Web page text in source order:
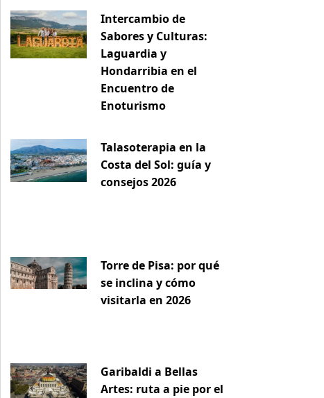
Intercambio de
Sabores y Culturas:
Laguardia y
Hondarribia en el
Encuentro de
Enoturismo
Talasoterapia en la
Costa del Sol: guía y
consejos 2026
Torre de Pisa: por qué
se inclina y cómo
visitarla en 2026
Garibaldi a Bellas
Artes: ruta a pie por el